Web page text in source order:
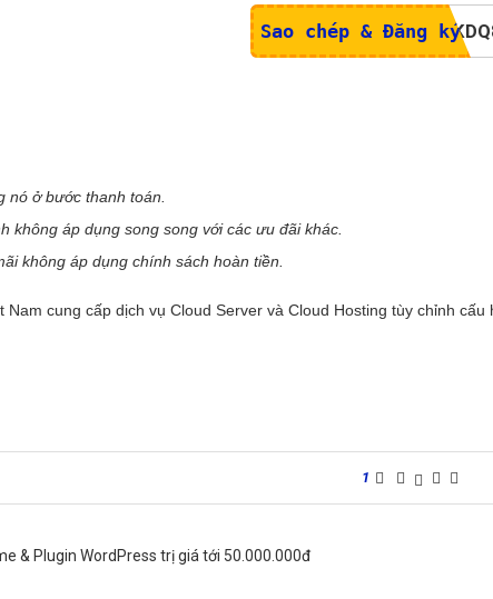
Sao chép & Đăng ký
nó ở bước thanh toán.
không áp dụng song song với các ưu đãi khác.
không áp dụng chính sách hoàn tiền.
cung cấp dịch vụ Cloud Server và Cloud Hosting tùy chỉnh cấu
1
& Plugin WordPress trị giá tới 50.000.000đ